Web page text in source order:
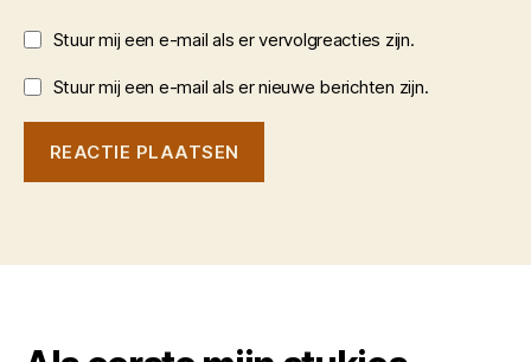
Stuur mij een e-mail als er vervolgreacties zijn.
Stuur mij een e-mail als er nieuwe berichten zijn.